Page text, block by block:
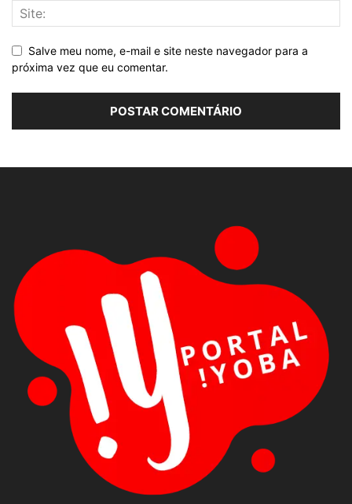
Salve meu nome, e-mail e site neste navegador para a
próxima vez que eu comentar.